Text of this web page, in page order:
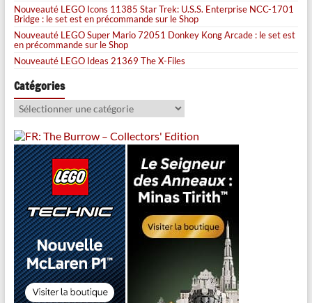
Nouveauté LEGO Icons 11385 Star Trek: U.S.S. Enterprise NCC-1701
Bridge : le set est en précommande sur le Shop
Nouveauté LEGO Super Mario 72051 Donkey Kong Arcade : le set est
en précommande sur le Shop
Nouveauté LEGO Ideas 21369 The X-Files
Catégories
Catégories